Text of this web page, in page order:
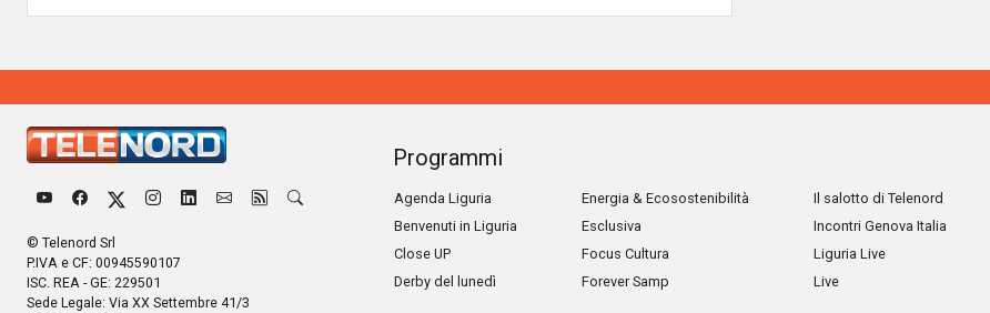
© Telenord Srl
P.IVA e CF: 00945590107
ISC. REA - GE: 229501
Sede Legale: Via XX Settembre 41/3
Programmi
Agenda Liguria
Benvenuti in Liguria
Close UP
Derby del lunedì
Energia & Ecosostenibilità
Esclusiva
Focus Cultura
Forever Samp
Il salotto di Telenord
Incontri Genova Italia
Liguria Live
Live